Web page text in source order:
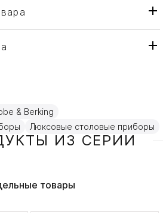
Robbe & Berking
& Berking
Люксовые столовые приборы
ИЗ СЕРИИ
товары